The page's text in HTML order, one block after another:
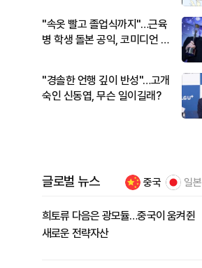
"속옷 빨고 졸업식까지"…근육
병 학생 돌본 공익, 코미디언 김
"경솔한 언행 깊이 반성"…고개
숙인 신동엽, 무슨 일이길래?
글로벌 뉴스 중국 일본
희토류 다음은 광모듈…중국이 움켜쥔
새로운 전략자산